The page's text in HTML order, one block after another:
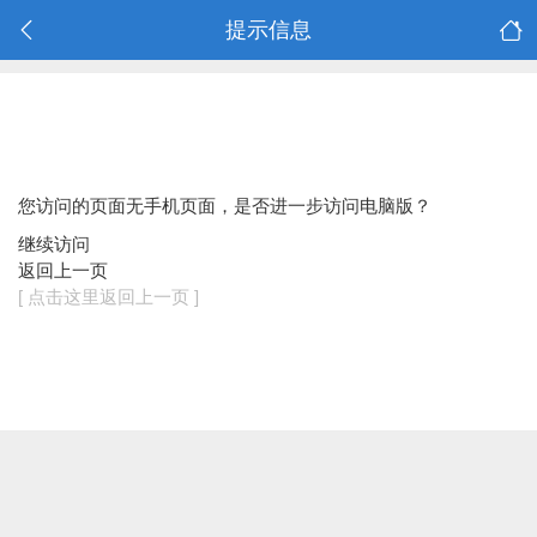
提示信息
您访问的页面无手机页面，是否进一步访问电脑版？
继续访问
返回上一页
[ 点击这里返回上一页 ]